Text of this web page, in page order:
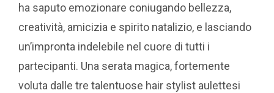
ha saputo emozionare coniugando bellezza,
creatività, amicizia e spirito natalizio, e lasciando
un’impronta indelebile nel cuore di tutti i
partecipanti. Una serata magica, fortemente
voluta dalle tre talentuose hair stylist aulettesi